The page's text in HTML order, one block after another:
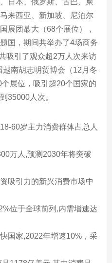
日本、俄罗斯、古巴、柬
来西亚、新加坡、尼泊尔
展团蕞大（68个展位），
国，期间共举办了4场商务
吸引了观众超2万人次来访
南胡志明贸博会（12月冬
展位，吸引超20个国家的
35000人次。
60岁主力消费群体占总人
万人,预测2030年将突破
吸引力的新兴消费市场中
位于全球前列,内需增速达
国家,2022年增速10%，采